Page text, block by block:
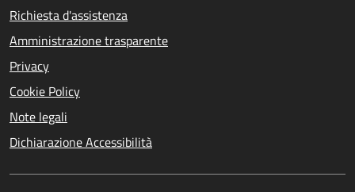
Richiesta d'assistenza
Amministrazione trasparente
Privacy
Cookie Policy
Note legali
Dichiarazione Accessibilità